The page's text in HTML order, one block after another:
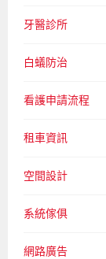
牙醫診所
白蟻防治
看護申請流程
租車資訊
空間設計
系統傢俱
網路廣告